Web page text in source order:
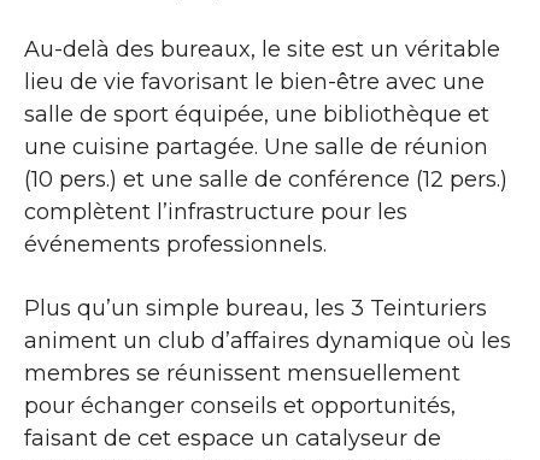
Au-delà des bureaux, le site est un véritable
lieu de vie favorisant le bien-être avec une
salle de sport équipée, une bibliothèque et
une cuisine partagée. Une salle de réunion
(10 pers.) et une salle de conférence (12 pers.)
complètent l’infrastructure pour les
événements professionnels.
Plus qu’un simple bureau, les 3 Teinturiers
animent un club d’affaires dynamique où les
membres se réunissent mensuellement
pour échanger conseils et opportunités,
faisant de cet espace un catalyseur de